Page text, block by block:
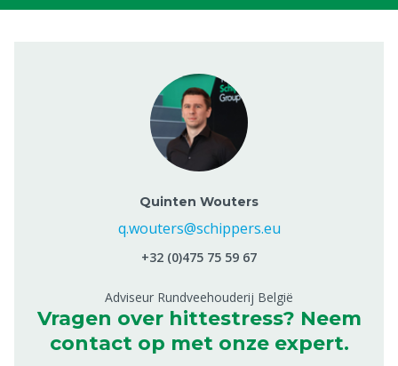
Quinten Wouters
q.wouters@schippers.eu
+32 (0)475 75 59 67
Adviseur Rundveehouderij België
Vragen over hittestress? Neem
contact op met onze expert.